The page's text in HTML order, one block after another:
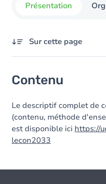
Présentation
Sur cette page
Contenu
Le descriptif complet de
(contenu, méthode
est disponible ici https://
lecon2033